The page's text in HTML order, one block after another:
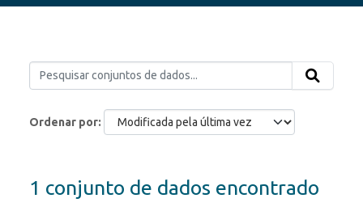
Ordenar por
1 conjunto de dados encontrado